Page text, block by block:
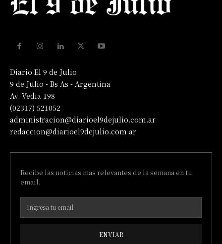
Diario El 9 de Julio
9 de Julio - Bs As - Argentina
Av. Vedia 198
(02317) 521052
administracion@diarioel9dejulio.com.ar
redaccion@diarioel9dejulio.com.ar
Recibe las noticias mas relevantes de la semana en tu
email.
ENVIAR